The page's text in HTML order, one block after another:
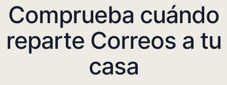
Comprueba cuándo
reparte Correos a tu
casa